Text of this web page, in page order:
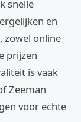
snelle
en
, zowel online
prijzen
is vaak
Zeeman
voor echte